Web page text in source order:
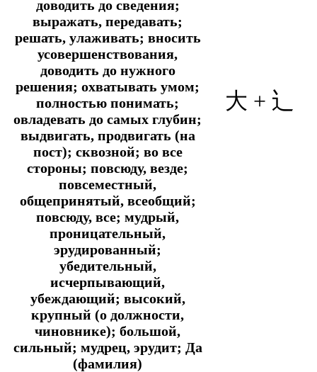
доводить до сведения;
выражать, передавать;
решать, улаживать; вносить
усовершенствования,
доводить до нужного
решения; охватывать умом;
полностью понимать;
овладевать до самых глубин;
выдвигать, продвигать (на
пост); сквозной; во все
стороны; повсюду, везде;
повсеместный,
общепринятый, всеобщий;
повсюду, все; мудрый,
проницательный,
эрудированный;
убедительный,
исчерпывающий,
убеждающий; высокий,
крупный (о должности,
чиновнике); большой,
сильный; мудрец, эрудит; Да
(фамилия)
大 + 辶